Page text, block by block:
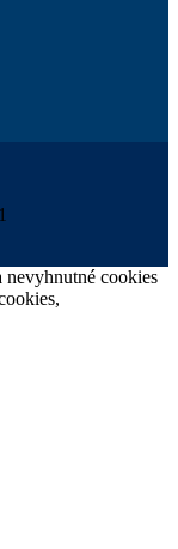
nevyhnutné cookies